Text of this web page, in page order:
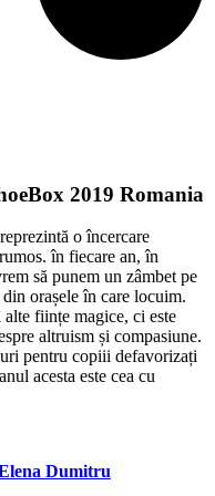
2019 Romania
o încercare
în fiecare an, în
să punem un zâmbet pe
orașele în care locuim.
ființe magice, ci este
altruism și compasiune.
pentru copiii defavorizați
acesta este cea cu
Dumitru